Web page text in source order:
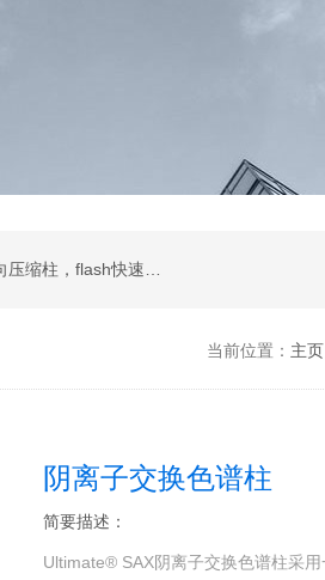
当前位置： 主页
阴离子交换色谱柱
简要描述：
Ultimate® SAX阴离子交换色谱柱采